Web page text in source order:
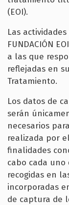
(EOI).
Las
FUNDACIÓN
a las que
reflejadas en
Tratamiento.
Los datos de
serán
necesarios
realizada por
finalidades
cabo cada
recogidas en
incorporadas
de captura de